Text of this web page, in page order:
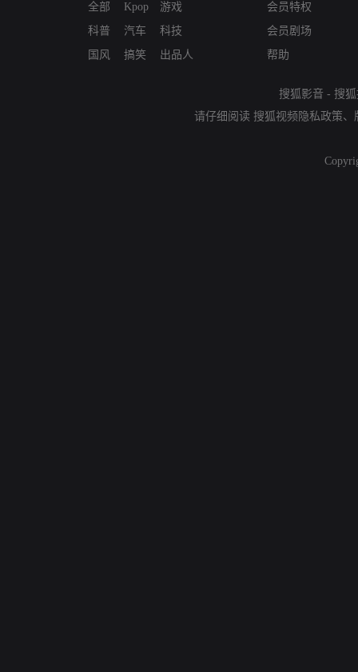
全部
科普
国风
Kpop
汽车
搞笑
游戏
科技
出品人
会员特权
会员剧场
帮助
搜狐影音 - 搜
请仔细阅读 搜狐视频隐私政策、